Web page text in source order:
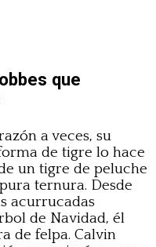
que
a veces, su
de tigre lo hace
un tigre de peluche
ternura. Desde
acurrucadas
de Navidad, él
de felpa. Calvin